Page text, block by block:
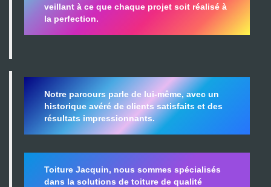
veillant à ce que chaque projet soit réalisé à
la perfection.
Notre parcours parle de lui-même, avec un
historique avéré de clients satisfaits et des
résultats impressionnants.
Toiture Jacquin, nous sommes spécialisés
dans la solutions de toiture de qualité